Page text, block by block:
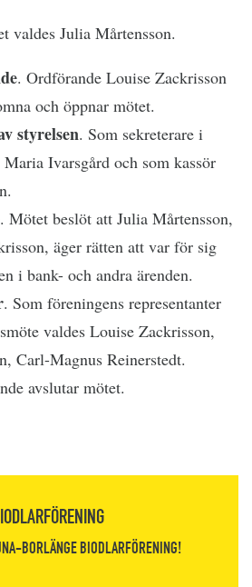
valdes Julia Mårtensson.
. Ordförande Louise Zackrisson
och öppnar mötet.
styrelsen. Som sekreterare i
Maria Ivarsgård och som kassör
. Mötet beslöt att Julia Mårtensson,
äger rätten att var för sig
i bank- och andra ärenden.
. Som föreningens representanter
valdes Louise Zackrisson,
Carl-Magnus Reinerstedt.
avslutar mötet.
BORLÄNGE BIODLARFÖRENING!